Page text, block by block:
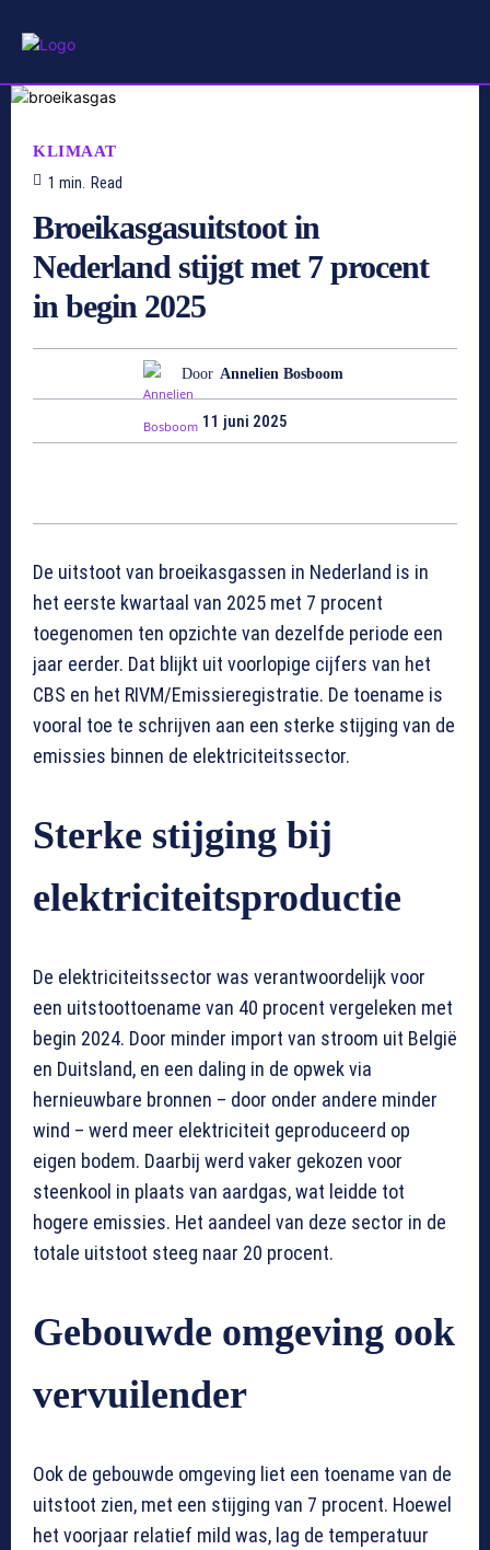
KLIMAAT
1 min. Read
Broeikasgasuitstoot in
Nederland stijgt met 7 procent
in begin 2025
Door Annelien Bosboom
11 juni 2025
De uitstoot van broeikasgassen in Nederland is in
het eerste kwartaal van 2025 met 7 procent
toegenomen ten opzichte van dezelfde periode een
jaar eerder. Dat blijkt uit voorlopige cijfers van het
CBS en het RIVM/Emissieregistratie. De toename is
vooral toe te schrijven aan een sterke stijging van de
emissies binnen de elektriciteitssector.
Sterke stijging bij
elektriciteitsproductie
De elektriciteitssector was verantwoordelijk voor
een uitstoottoename van 40 procent vergeleken met
begin 2024. Door minder import van stroom uit België
en Duitsland, en een daling in de opwek via
hernieuwbare bronnen – door onder andere minder
wind – werd meer elektriciteit geproduceerd op
eigen bodem. Daarbij werd vaker gekozen voor
steenkool in plaats van aardgas, wat leidde tot
hogere emissies. Het aandeel van deze sector in de
totale uitstoot steeg naar 20 procent.
Gebouwde omgeving ook
vervuilender
Ook de gebouwde omgeving liet een toename van de
uitstoot zien, met een stijging van 7 procent. Hoewel
het voorjaar relatief mild was, lag de temperatuur